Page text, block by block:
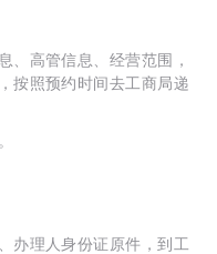
高管信息、经营范围，
按照预约时间去工商局递
理人身份证原件，到工